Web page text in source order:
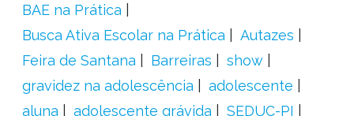
BAE na Prática
Busca Ativa Escolar na Prática
Autazes
Feira de Santana
Barreiras
show
gravidez na adolescência
adolescente
aluna
adolescente grávida
SEDUC-PI